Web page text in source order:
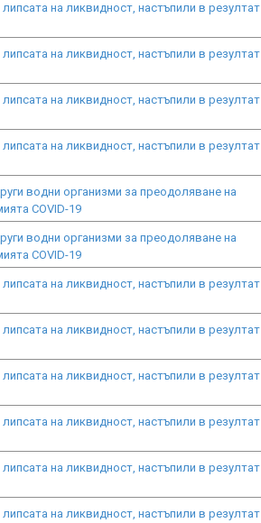
на ликвидност, настъпили в резултат
на ликвидност, настъпили в резултат
на ликвидност, настъпили в резултат
на ликвидност, настъпили в резултат
водни организми за преодоляване на
COVID-19
водни организми за преодоляване на
COVID-19
на ликвидност, настъпили в резултат
на ликвидност, настъпили в резултат
на ликвидност, настъпили в резултат
на ликвидност, настъпили в резултат
на ликвидност, настъпили в резултат
на ликвидност, настъпили в резултат